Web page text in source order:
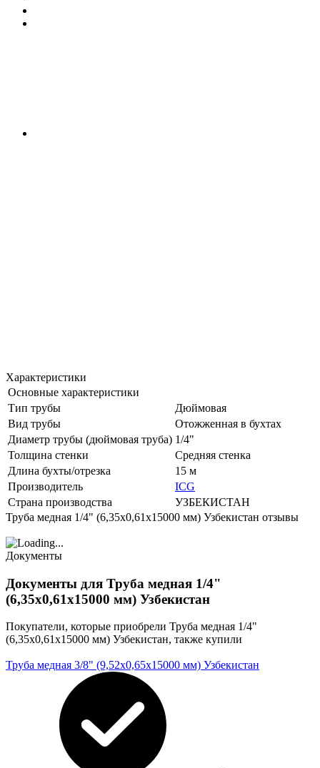
Характеристики
Основные характеристики
Тип трубы
Дюймовая
Вид трубы
Отожженная в бухтах
Диаметр трубы (дюймовая труба) 1/4"
Толщина стенки
Средняя стенка
Длина бухты/отрезка
15 м
Производитель
ICG
Страна производства
УЗБЕКИСТАН
Труба медная 1/4" (6,35х0,61х15000 мм) Узбекистан отзывы
Документы
Документы для Труба медная 1/4"
(6,35х0,61х15000 мм) Узбекистан
Покупатели, которые приобрели Труба медная 1/4"
(6,35х0,61х15000 мм) Узбекистан, также купили
Труба медная 3/8" (9,52х0,65х15000 мм) Узбекистан